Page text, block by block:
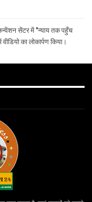
सेंटर में "न्याय तक पहुँच
का लोकार्पण किया।